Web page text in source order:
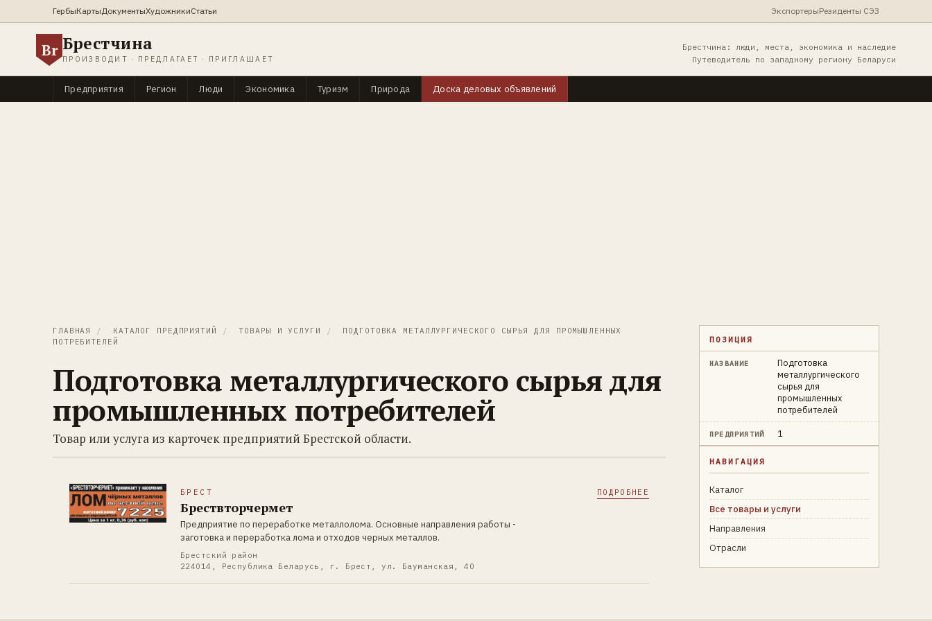
ГербыКартыДокументыХудожникиСтатьи ЭкспортерыРезиденты СЭЗ
Br Брестчина
ПРОИЗВОДИТ · ПРЕДЛАГАЕТ · ПРИГЛАШАЕТ
Брестчина: люди, места, экономика и наследие
Путеводитель по западному региону Беларуси
Предприятия Регион Люди Экономика Туризм Природа Доска деловых объявлений
ГЛАВНАЯ / КАТАЛОГ ПРЕДПРИЯТИЙ / ТОВАРЫ И УСЛУГИ /
ПОДГОТОВКА МЕТАЛЛУРГИЧЕСКОГО СЫРЬЯ ДЛЯ ПРОМЫШЛЕННЫХ
ПОТРЕБИТЕЛЕЙ
Подготовка металлургического сырья для
промышленных потребителей
Товар или услуга из карточек предприятий Брестской области.
БРЕСТ
Брествторчермет
Предприятие по переработке металлолома. Основные направления работы -
заготовка и переработка лома и отходов черных металлов.
Брестский район
224014, Республика Беларусь, г. Брест, ул. Бауманская, 40
ПОДРОБНЕЕ
ПОЗИЦИЯ
НАЗВАНИЕ
Подготовка
металлургического
сырья для
промышленных
потребителей
ПРЕДПРИЯТИЙ 1
НАВИГАЦИЯ
Каталог
Все товары и услуги
Направления
Отрасли